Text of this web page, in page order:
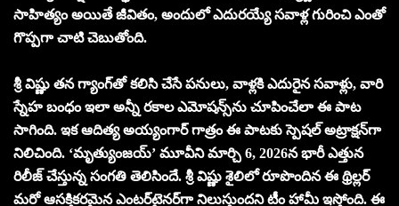
సాహిత్యం అయితే జీవితం, అందులో ఎదురయ్యే సవాళ్ల గురించి ఎంతో
గొప్పగా చాటి చెబుతోంది.
శ్రీ విష్ణు తన గ్యాంగ్‌తో కలిసి చేసే పనులు, వాళ్లకి ఎదురైన సవాళ్లు, వారి
స్నేహ బంధం ఇలా అన్నీ రకాల ఎమోషన్స్‌ను చూపించేలా ఈ పాట
సాగింది. ఇక ఆదిత్య అయ్యంగార్ గాత్రం ఈ పాటకు స్పెషల్ అట్రాక్షన్‌గా
నిలిచింది. ‘మృత్యుంజయ్’ మూవీని మార్చి 6, 2026న భారీ ఎత్తున
రిలీజ్ చేస్తున్న సంగతి తెలిసిందే. శ్రీ విష్ణు శైలిలో రూపొందిన ఈ థ్రిల్లర్
మరో ఆసక్తికరమైన ఎంటర్‌టైనర్‌గా నిలుస్తుందని టీం హామీ ఇస్తోంది. ఈ